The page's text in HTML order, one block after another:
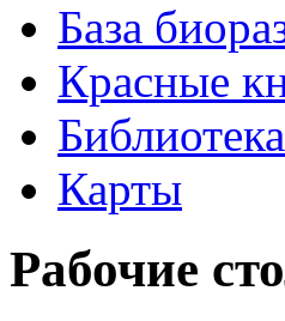
База
Красные
Библиотека
Карты
Рабочие